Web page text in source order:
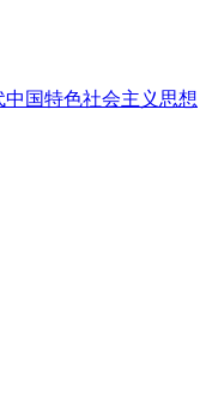
国特色社会主义思想